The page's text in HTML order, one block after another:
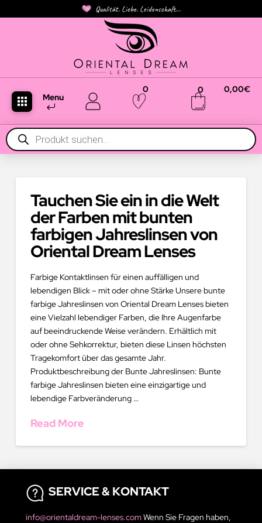
Qualität. Liebe. Leidenschaft...
Menu
0 0 0,00€
Products
search
Tauchen Sie ein in die Welt
der Farben mit bunten
farbigen Jahreslinsen von
Oriental Dream Lenses
Farbige Kontaktlinsen für einen auffälligen und
lebendigen Blick – mit oder ohne Stärke Unsere bunte
farbige Jahreslinsen von Oriental Dream Lenses bieten
eine Vielzahl lebendiger Farben, die Ihre Augenfarbe
auf beeindruckende Weise verändern. Erhältlich mit
oder ohne Sehkorrektur, bieten diese Linsen höchsten
Tragekomfort über das gesamte Jahr.
Produktbeschreibung der Bunte Jahreslinsen: Bunte
farbige Jahreslinsen bieten eine einzigartige und
lebendige Farbveränderung …
Read More
SERVICE & KONTAKT
info@orientaldream-lenses.comWenn Sie Fragen haben,